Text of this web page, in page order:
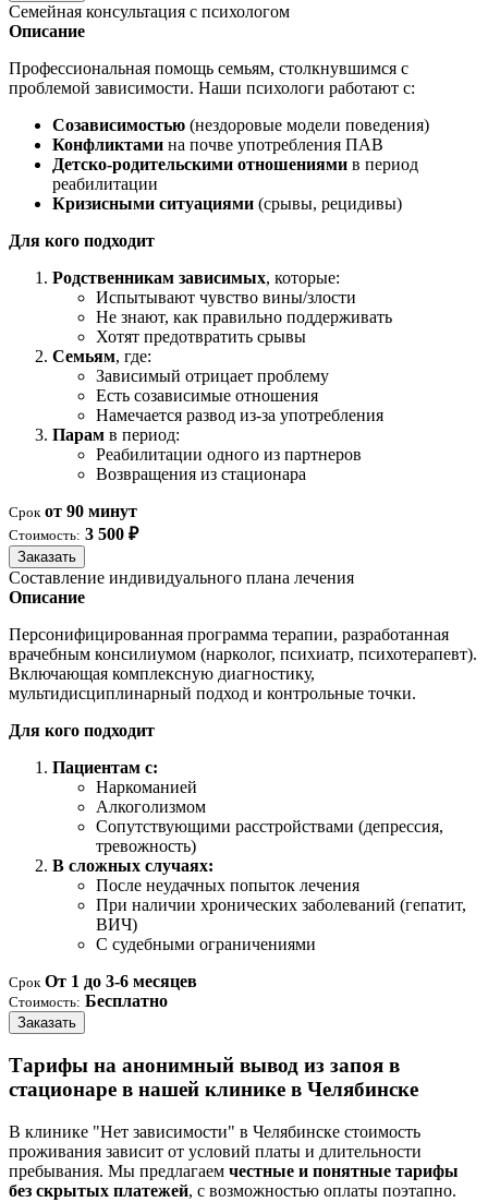
Семейная консультация с психологом
Описание
Профессиональная помощь семьям, столкнувшимся с
проблемой зависимости. Наши психологи работают с:
Созависимостью (нездоровые модели поведения)
Конфликтами на почве употребления ПАВ
Детско-родительскими отношениями в период
реабилитации
Кризисными ситуациями (срывы, рецидивы)
Для кого подходит
Родственникам зависимых, которые:
Испытывают чувство вины/злости
Не знают, как правильно поддерживать
Хотят предотвратить срывы
Семьям, где:
Зависимый отрицает проблему
Есть созависимые отношения
Намечается развод из-за употребления
Парам в период:
Реабилитации одного из партнеров
Возвращения из стационара
Срок от 90 минут
Стоимость: 3 500 ₽
Заказать
Составление индивидуального плана лечения
Описание
Персонифицированная программа терапии, разработанная
врачебным консилиумом (нарколог, психиатр, психотерапевт).
Включающая комплексную диагностику,
мультидисциплинарный подход и контрольные точки.
Для кого подходит
Пациентам с:
Наркоманией
Алкоголизмом
Сопутствующими расстройствами (депрессия,
тревожность)
В сложных случаях:
После неудачных попыток лечения
При наличии хронических заболеваний (гепатит,
ВИЧ)
С судебными ограничениями
Срок От 1 до 3-6 месяцев
Стоимость: Бесплатно
Заказать
Тарифы на анонимный вывод из запоя в
стационаре в нашей клинике в Челябинске
В клинике "Нет зависимости" в Челябинске стоимость
проживания зависит от условий платы и длительности
пребывания. Мы предлагаем честные и понятные тарифы
без скрытых платежей, с возможностью оплаты поэтапно.